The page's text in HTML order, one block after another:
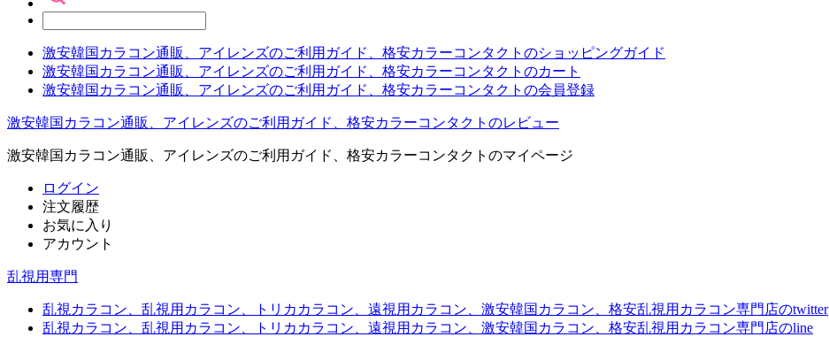
激安韓国カラコン通販、アイレンズのご利用ガイド、格安カラーコンタクトのショッピングガイド
激安韓国カラコン通販、アイレンズのご利用ガイド、格安カラーコンタクトのカート
激安韓国カラコン通販、アイレンズのご利用ガイド、格安カラーコンタクトの会員登録
激安韓国カラコン通販、アイレンズのご利用ガイド、格安カラーコンタクトのレビュー
激安韓国カラコン通販、アイレンズのご利用ガイド、格安カラーコンタクトのマイページ
ログイン
注文履歴
お気に入り
アカウント
乱視用専門
乱視カラコン、乱視用カラコン、トリカカラコン、遠視用カラコン、激安韓国カラコン、格安乱視用カラコン専門店のtwitter
乱視カラコン、乱視用カラコン、トリカカラコン、遠視用カラコン、激安韓国カラコン、格安乱視用カラコン専門店のline